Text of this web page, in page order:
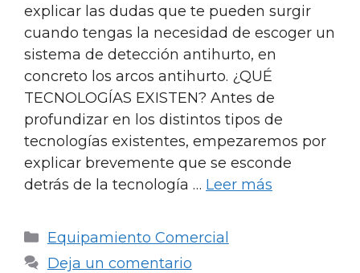
explicar las dudas que te pueden surgir
cuando tengas la necesidad de escoger un
sistema de detección antihurto, en
concreto los arcos antihurto. ¿QUÉ
TECNOLOGÍAS EXISTEN? Antes de
profundizar en los distintos tipos de
tecnologías existentes, empezaremos por
explicar brevemente que se esconde
detrás de la tecnología … Leer más
Categorías
Equipamiento Comercial
Deja un comentario